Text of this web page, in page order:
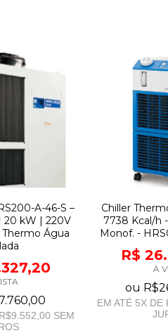
A-46-S –
20 kW | 220V
Água
R$9.552,00 SEM
Chiller
7738 Kcal/h
Monof. -
R$
À
ou
EM ATÉ 5X DE